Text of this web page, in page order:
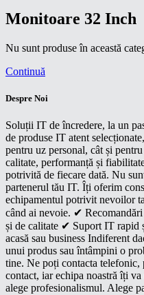
Monitoare 32 Inch
Nu sunt produse în această
Continuă
Despre Noi
Soluții IT de încredere, la un
de produse IT atent
pentru uz personal, cât și
calitate, performanță și
potrivită de fiecare dată. Nu
partenerul tău IT. Îți oferim
echipamentul potrivit nevoilor
când ai nevoie. ✔
și de calitate ✔ Suport IT
acasă sau business Indiferent
unui produs sau întâmpini o
tine. Ne poți contacta
contact, iar echipa noastră îți
alege profesionalismul. Alege